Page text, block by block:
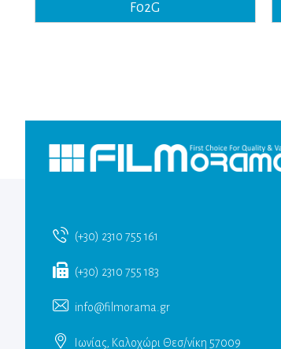
F02G
(+30) 2310 755 161
(+30) 2310 755 183
info@filmorama.gr
Ιωνίας, Καλοχώρι Θεσ/νίκη 57009